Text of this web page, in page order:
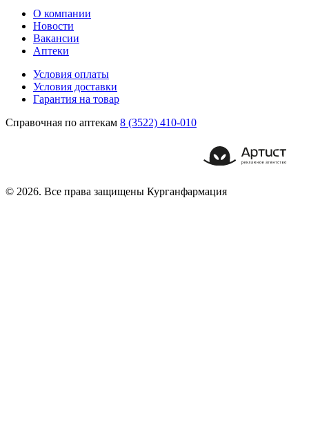
О компании
Новости
Вакансии
Аптеки
Условия оплаты
Условия доставки
Гарантия на товар
Справочная по аптекам 8 (3522) 410-010
© 2026. Все права защищены Курганфармация